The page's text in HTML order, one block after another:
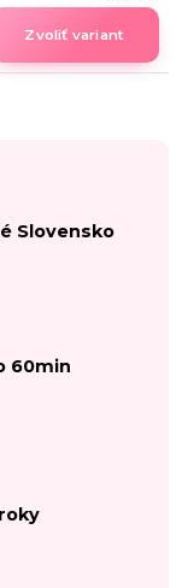
Zvoliť variant
Slovensko
60min